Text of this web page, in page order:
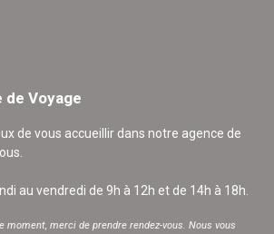
de Voyage
de vous accueillir dans notre agence de
au vendredi de 9h à 12h et de 14h à 18h.
moment, merci de prendre rendez-vous. Nous vous